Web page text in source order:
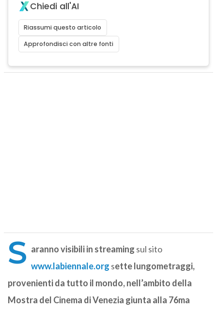
Chiedi all'AI
Riassumi questo articolo
Approfondisci con altre fonti
S aranno visibili in streaming sul sito
www.labiennale.org sette lungometraggi,
provenienti da tutto il mondo, nell’ambito della
Mostra del Cinema di Venezia giunta alla 76ma